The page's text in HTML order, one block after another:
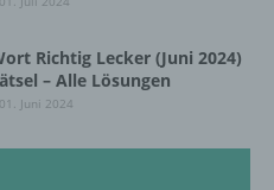
Richtig Lecker (Juni 2024)
– Alle Lösungen
01. Juni 2024
ausgeführte
personenbezogenen
das Erfassen, die
die Speicherung,
Veränderung, das
die Verwendung,
Übermittlung,